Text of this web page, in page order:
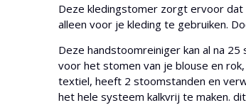
Deze kledingstomer zorgt ervoor dat
alleen voor je kleding te gebruiken.
Deze handstoomreiniger kan al na
voor het stomen van je blouse en
textiel, heeft 2 stoomstanden en
het hele systeem kalkvrij te maken.